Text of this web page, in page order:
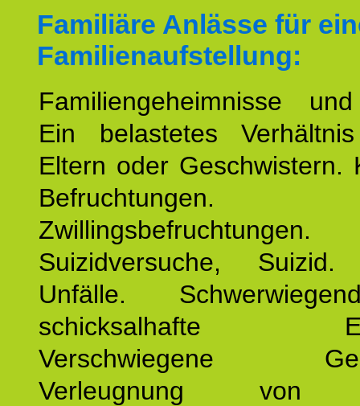
Familiäre Anlässe für
Familienaufstellung:
Familiengeheimnisse
Ein belastetes
Eltern oder Geschwistern.
Befruchtungen.
Zwillingsbefruchtungen.
Suizidversuche, Suizid.
Unfälle.
schicksalhafte
Verschwiegene
Verleugnung von